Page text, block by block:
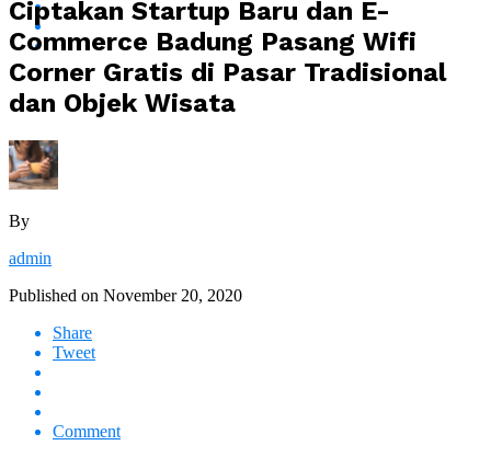
Ciptakan Startup Baru dan E-
Commerce Badung Pasang Wifi
Corner Gratis di Pasar Tradisional
dan Objek Wisata
By
admin
Published on November 20, 2020
Share
Tweet
Comment